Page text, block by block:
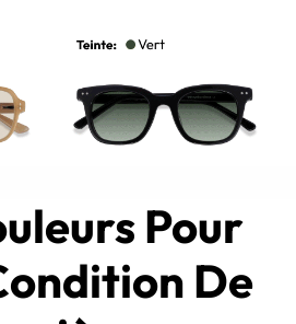
Pour
De